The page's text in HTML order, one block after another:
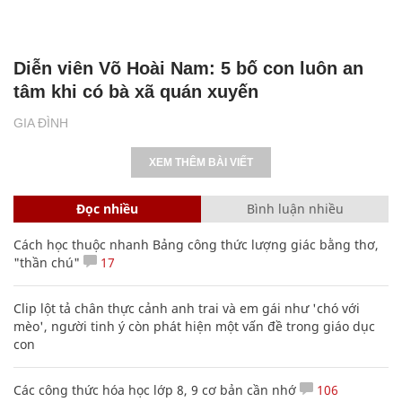
GIA ĐÌNH
Diễn viên Võ Hoài Nam: 5 bố con luôn an
tâm khi có bà xã quán xuyến
XEM THÊM BÀI VIẾT
Đọc nhiều Bình luận nhiều
Cách học thuộc nhanh Bảng công thức lượng giác bằng thơ,
"thần chú"
17
Clip lột tả chân thực cảnh anh trai và em gái như 'chó với
mèo', người tinh ý còn phát hiện một vấn đề trong giáo dục
con
Các công thức hóa học lớp 8, 9 cơ bản cần nhớ 106